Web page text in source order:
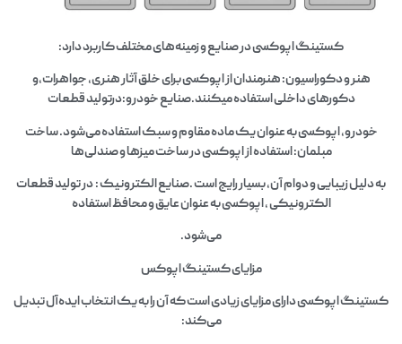
کستینگ اپوکسی در صنایع و زمینه‌های مختلف کاربرد دارد:
هنر و دکوراسیون: هنرمندان از اپوکسی برای خلق آثار هنری، جواهرات،و
دکورهای داخلی استفاده میکنند.صنایع خودرو:درتولید قطعات
خودرو، اپوکسی به عنوان یک ماده مقاوم و سبک استفاده می‌شود. ساخت
مبلمان: استفاده از اپوکسی در ساخت میزها و صندلی‌ها
به دلیل زیبایی و دوام آن، بسیار رایج است .صنایع الکترونیک : در تولید قطعات
الکترونیکی ، اپوکسی به عنوان عایق و محافظ استفاده
می‌شود.
مزایای کستینگ اپوکس
کستینگ اپوکسی دارای مزایای زیادی است که آن را به یک انتخاب ایده‌آل تبدیل
می‌کند: